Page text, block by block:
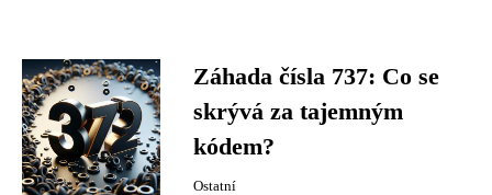
Záhada čísla 737: Co se
skrývá za tajemným
kódem?
Ostatní